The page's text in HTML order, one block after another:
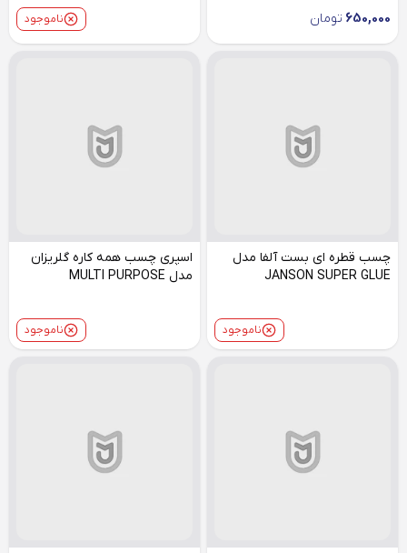
650,000 تومان ناموجود
چسب قطره ای بست آلفا مدل
JANSON SUPER GLUE
ناموجود
اسپری چسب همه کاره گلریزان
مدل MULTI PURPOSE
ناموجود